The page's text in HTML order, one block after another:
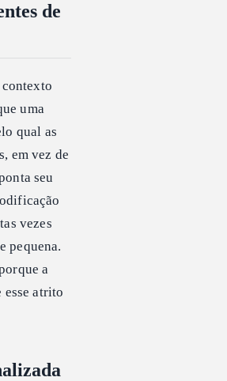
de
contexto
uma
qual as
em vez de
seu
vezes
pequena.
a
esse atrito